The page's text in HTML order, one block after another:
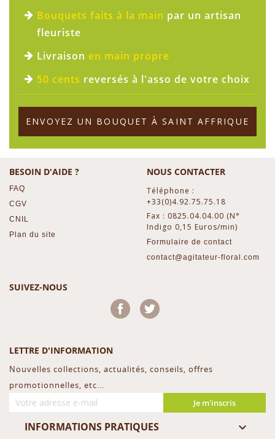
Bouquets faits à la main par un artisan
fleuriste
Livraison en main propre
50 cents reversés à l'asso de votre choix
ENVOYEZ UN BOUQUET À SAINT AFFRIQUE
BESOIN D'AIDE ?
FAQ
CGV
CNIL
Plan du site
NOUS CONTACTER
Téléphone :
+33(0)4.92.75.75.18
Fax : 0825.04.04.00 (N°
Indigo 0,15 Euros/min)
Formulaire de contact
contact@agitateur-floral.com
SUIVEZ-NOUS
Facebook
LETTRE D'INFORMATION
Nouvelles collections, actualités, conseils, offres
promotionnelles, etc...
Je m'inscris
INFORMATIONS PRATIQUES 